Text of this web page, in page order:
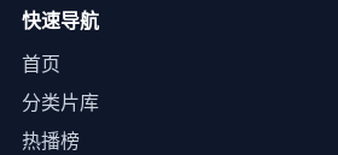
快速导航
首页
分类片库
热播榜